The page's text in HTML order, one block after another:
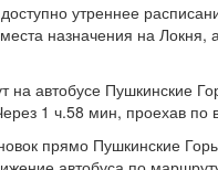
утреннее
назначения на Локня,
автобусе Пушкинские
1 ч.58 мин, проехав
прямо Пушкинские